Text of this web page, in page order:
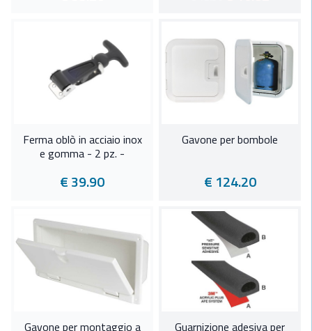
Ferma oblò in acciaio inox
e gomma - 2 pz. -
€ 39.90
Gavone per bombole
€ 124.20
Gavone per montaggio a
Guarnizione adesiva per